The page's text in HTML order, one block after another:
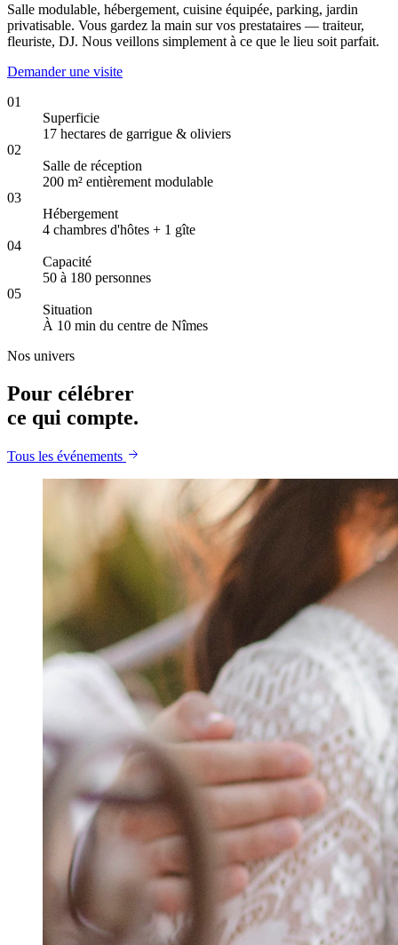
Salle modulable, hébergement, cuisine équipée, parking, jardin
privatisable. Vous gardez la main sur vos prestataires — traiteur,
fleuriste, DJ. Nous veillons simplement à ce que le lieu soit parfait.
Demander une visite
01
Superficie
17 hectares de garrigue & oliviers
02
Salle de réception
200 m² entièrement modulable
03
Hébergement
4 chambres d'hôtes + 1 gîte
04
Capacité
50 à 180 personnes
05
Situation
À 10 min du centre de Nîmes
Nos univers
Pour célébrer
ce qui compte.
Tous les événements